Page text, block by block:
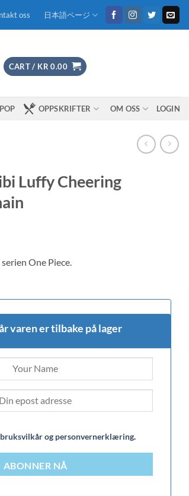
oss 日本語ページ
CART / KR 0.00
OPPSKRIFTER OM OSS LOGIN
Luffy Cheering
One Piece.
varen er tilbake på lager
bruksvilkår og personvernerklæring.
ABONNER NÅ